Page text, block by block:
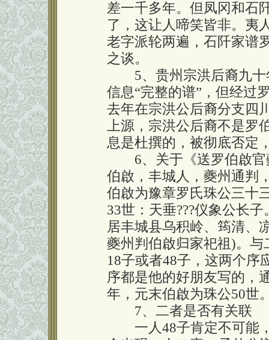
差一千多年。但凤冈和石
了，这让人啼笑皆非。夷
老字派轮两遍，石阡家谱
之谈。
5、贵州宗洪后裔九十
信息“完整的谱”，但经过
去年在宗洪公后裔分支四
上源，宗洪公后裔不是罗
息是杜撰的，被彻底否定
6、关于《送罗伯啟官
伯啟，丰城人，夔州通判
伯啟为豫章罗氏珠公三十
33世：天垂???仪象公长
居丰城县乌积岭、筠清、
夔州判伯啟归家祀祖)。
18子或者48子，这两个序
序都是他的好朋友写的，
年，元末伯啟为珠公50世
7、二者是否有关联
一人48子肯定不可能，